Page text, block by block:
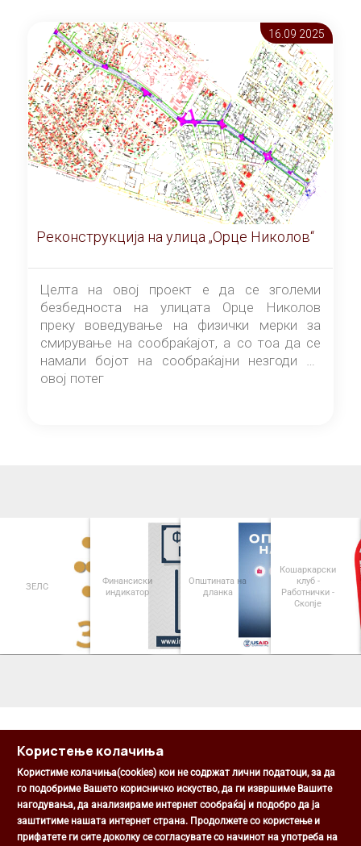
16.09 2025
Реконструкција на улица „Орце Николов“
Целта на овој проект е да се зголеми
безбедноста на улицата Орце Николов
преку воведување на физички мерки за
смирување на сообраќајот, а со тоа да се
намали бојот на сообраќајни незгоди на
овој потег
ЗЕЛС
Финансиски
индикатор
Општината на
дланка
Кошаркарски
клуб -
Работнички -
Скопје
Општина Центар
Михаил Цоков бр. 1, Скопје
Користење колачиња
Користиме колачиња(cookies) кои не содржат лични податоци, за да
го подобриме Вашето корисничко искуство, да ги извршиме Вашите
нагодувања, да анализираме интернет сообраќај и подобро да ја
заштитиме нашата интернет страна. Продолжете со користење и
прифатете ги сите доколку се согласувате со начинот на употреба на